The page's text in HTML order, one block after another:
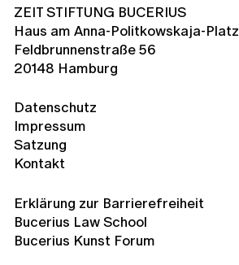
ZEIT STIFTUNG BUCERIUS
Haus am Anna-Politkowskaja-Platz
Feldbrunnenstraße 56
20148 Hamburg
Datenschutz
Impressum
Satzung
Kontakt
Erklärung zur Barrierefreiheit
Bucerius Law School
Bucerius Kunst Forum